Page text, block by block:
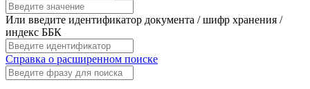
Или введите идентификатор документа / шифр хранения /
индекс ББК
Справка о расширенном поиске